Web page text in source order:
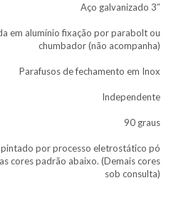
Aço galvanizado 3″
em alumínio fixação por parabolt ou
chumbador (não acompanha)
Parafusos de fechamento em Inox
Independente
90 graus
por processo eletrostático pó
cores padrão abaixo. (Demais cores
sob consulta)